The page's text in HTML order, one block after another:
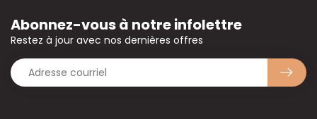
Abonnez-vous à notre infolettre
Restez à jour avec nos dernières offres